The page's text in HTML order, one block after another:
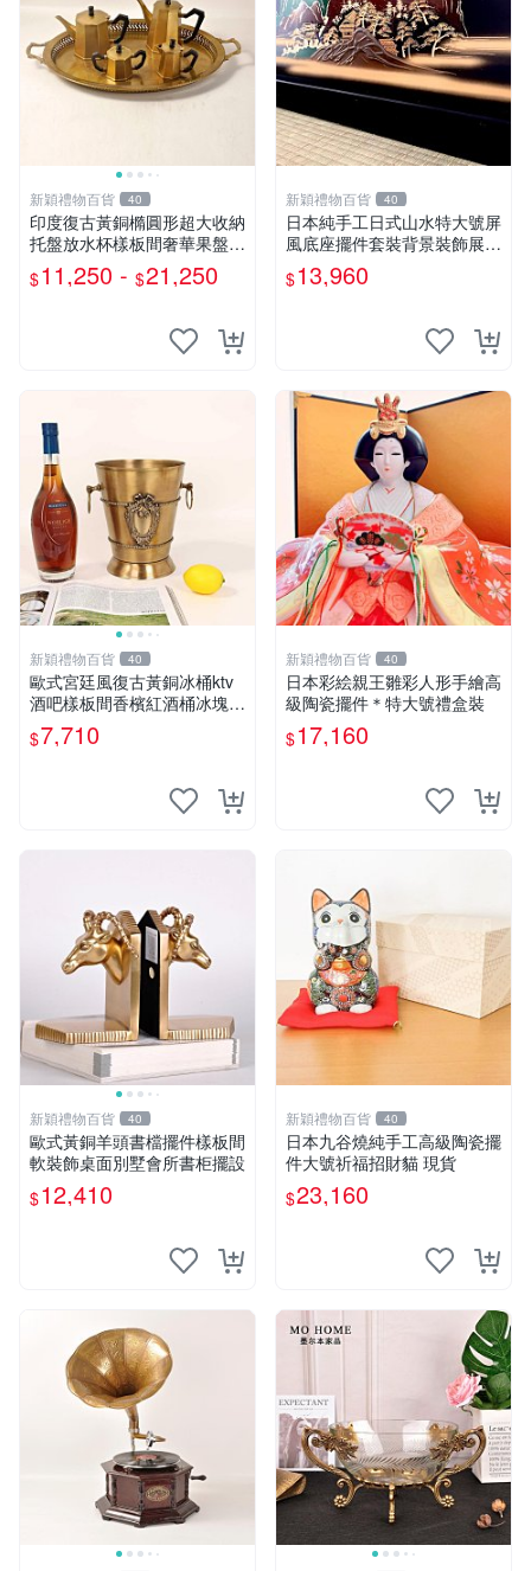
新穎禮物百貨 40
印度復古黃銅橢圓形超大收納
托盤放水杯樣板間奢華果盤擺
件
$11,250 - $21,250
新穎禮物百貨 40
日本純手工日式山水特大號屏
風底座擺件套裝背景裝飾展示
用
$13,960
新穎禮物百貨 40
歐式宮廷風復古黃銅冰桶ktv
酒吧樣板間香檳紅酒桶冰塊桶
裝飾
$7,710
新穎禮物百貨 40
日本彩絵親王雛彩人形手繪高
級陶瓷擺件＊特大號禮盒裝
$17,160
新穎禮物百貨 40
歐式黃銅羊頭書檔擺件樣板間
軟裝飾桌面別墅會所書柜擺設
$12,410
新穎禮物百貨 40
日本九谷燒純手工高級陶瓷擺
件大號祈福招財貓 現貨
$23,160